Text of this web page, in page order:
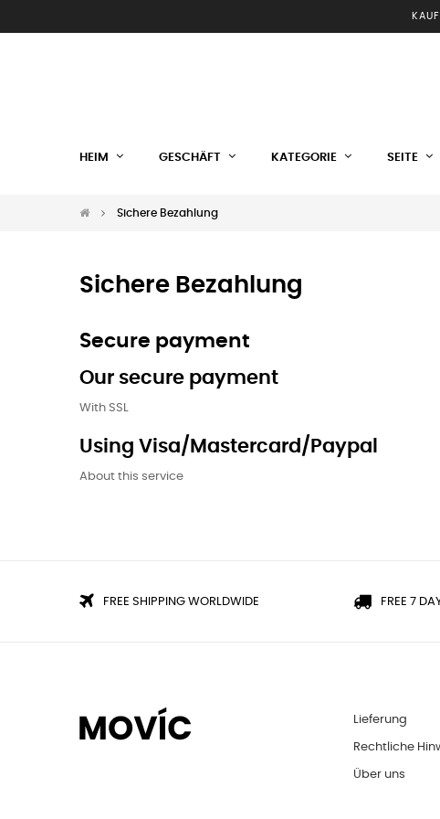
HEIM GESCHÄFT KATEGORIE SEITE
Sichere Bezahlung
Sichere Bezahlung
Secure payment
Our secure payment
With SSL
Using Visa/Mastercard/Paypal
About this service
FREE SHIPPING WORLDWIDE FREE 7
Lieferung
Rechtliche
Über uns